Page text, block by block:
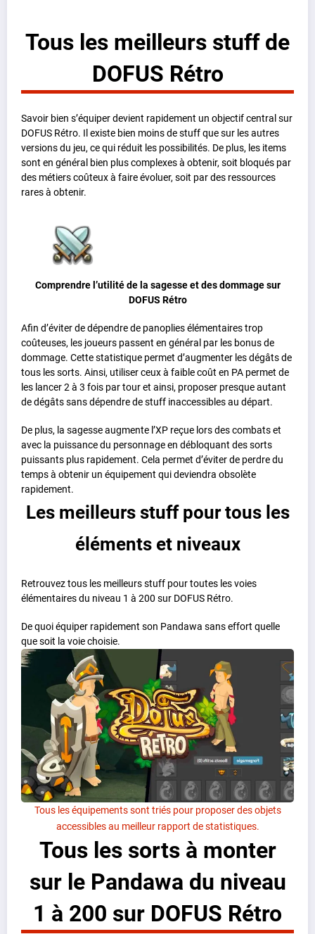
Tous les meilleurs stuff de
DOFUS Rétro
Savoir bien s’équiper devient rapidement un objectif central sur
DOFUS Rétro. Il existe bien moins de stuff que sur les autres
versions du jeu, ce qui réduit les possibilités. De plus, les items
sont en général bien plus complexes à obtenir, soit bloqués par
des métiers coûteux à faire évoluer, soit par des ressources
rares à obtenir.
Comprendre l’utilité de la sagesse et des dommage sur
DOFUS Rétro
Afin d’éviter de dépendre de panoplies élémentaires trop
coûteuses, les joueurs passent en général par les bonus de
dommage. Cette statistique permet d’augmenter les dégâts de
tous les sorts. Ainsi, utiliser ceux à faible coût en PA permet de
les lancer 2 à 3 fois par tour et ainsi, proposer presque autant
de dégâts sans dépendre de stuff inaccessibles au départ.
De plus, la sagesse augmente l’XP reçue lors des combats et
avec la puissance du personnage en débloquant des sorts
puissants plus rapidement. Cela permet d’éviter de perdre du
temps à obtenir un équipement qui deviendra obsolète
rapidement.
Les meilleurs stuff pour tous les
éléments et niveaux
Retrouvez tous les meilleurs stuff pour toutes les voies
élémentaires du niveau 1 à 200 sur DOFUS Rétro.
De quoi équiper rapidement son Pandawa sans effort quelle
que soit la voie choisie.
Tous les équipements sont triés pour proposer des objets
accessibles au meilleur rapport de statistiques.
Tous les sorts à monter
sur le Pandawa du niveau
1 à 200 sur DOFUS Rétro